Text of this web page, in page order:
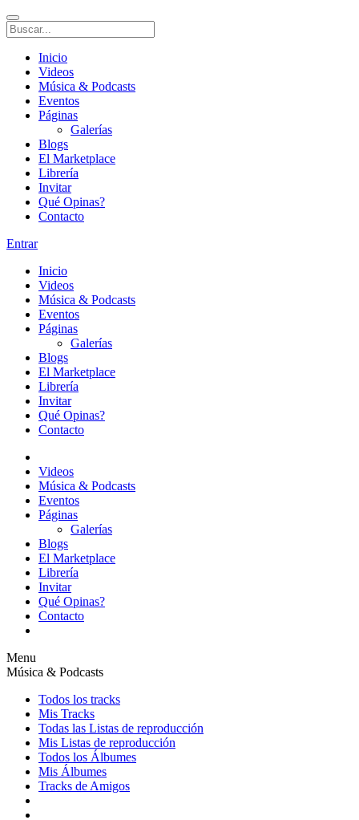
Inicio
Videos
Música & Podcasts
Eventos
Páginas
Galerías
Blogs
El Marketplace
Librería
Invitar
Qué Opinas?
Contacto
Entrar
Inicio
Videos
Música & Podcasts
Eventos
Páginas
Galerías
Blogs
El Marketplace
Librería
Invitar
Qué Opinas?
Contacto
Videos
Música & Podcasts
Eventos
Páginas
Galerías
Blogs
El Marketplace
Librería
Invitar
Qué Opinas?
Contacto
Menu
Música & Podcasts
Todos los tracks
Mis Tracks
Todas las Listas de reproducción
Mis Listas de reproducción
Todos los Álbumes
Mis Álbumes
Tracks de Amigos